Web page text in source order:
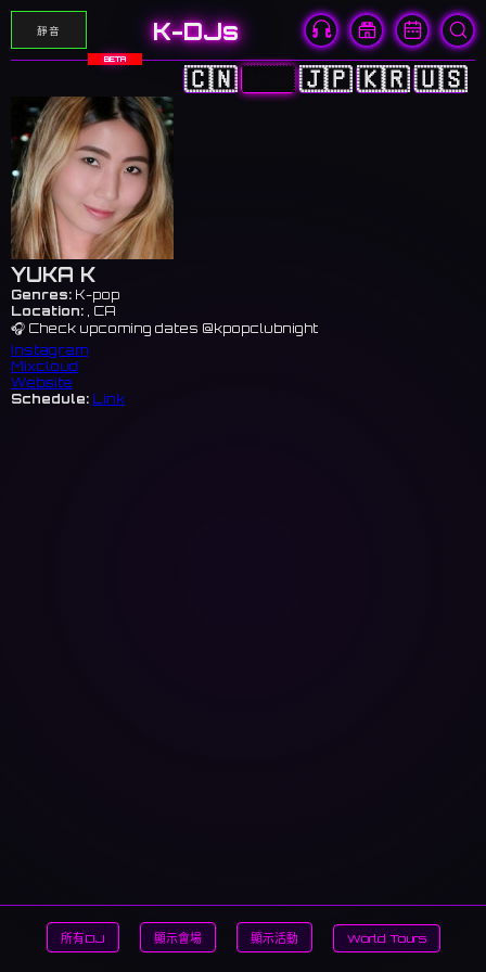
靜音 K-DJs
BETA
🇨🇳🇭🇰 🇯🇵🇰🇷🇺🇸
YUKA K
Genres: K-pop
Location: , CA
🎧 Check upcoming dates @kpopclubnight
Instagram
Mixcloud
Website
Schedule: Link
所有DJ 顯示會場 顯示活動 World Tours